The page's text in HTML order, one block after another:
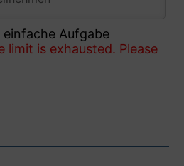
einfache Aufgabe
limit is exhausted. Please